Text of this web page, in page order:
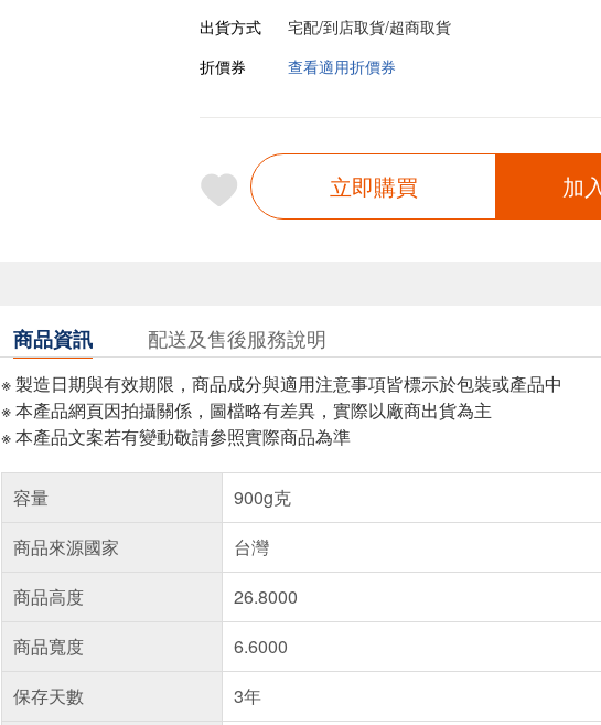
出貨方式
宅配/到店取貨/超商取貨
折價券
查看適用折價券
立即購買 加
商品資訊 配送及售後服務說明
※ 製造日期與有效期限，商品成分與適用注意事項皆標示於包裝或產品中
※ 本產品網頁因拍攝關係，圖檔略有差異，實際以廠商出貨為主
※ 本產品文案若有變動敬請參照實際商品為準
容量
900g克
商品來源國家
台灣
商品高度
26.8000
商品寬度
6.6000
保存天數
3年